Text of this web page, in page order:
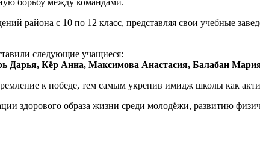
борьбу между командами.
района с 10 по 12 класс, представляя свои учебные
следующие учащиеся:
Дарья, Кёр Анна, Максимова Анастасия, Балабан
к победе, тем самым укрепив имидж школы как
здорового образа жизни среди молодёжи, развитию